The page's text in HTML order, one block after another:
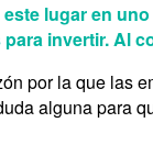
lugar en
invertir. Al
por la que las
alguna para